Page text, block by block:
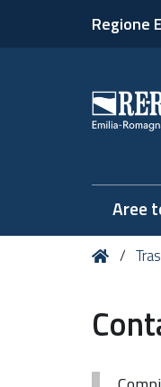
Regione
Aree
Tu Home